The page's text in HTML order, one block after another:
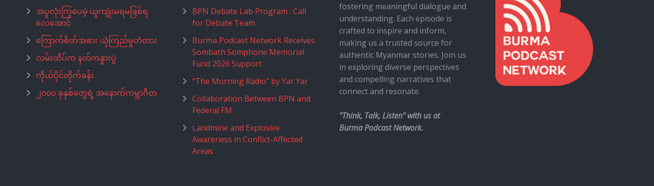
အပူလုံးကြွပေမဲ့ ယူကျုံးမရမဖြစ်ရ
လေအောင်
ကြောက်စိတ်အစား ယုံကြည်မှုတံတား
လမ်းထိပ်က နတ်ကန္နားပွဲ
ကိုယ်ပိုင်တိုက်ခန်း
၂၀၀၀ ခုနှစ်တွေရဲ့ အနောက်ကမ္ဘာဂီတ
BPN Debate Lab Program : Call
for Debate Team
Burma Podcast Network Receives
Sombath Somphone Memorial
Fund 2026 Support
“The Morning Radio” by Yar Yar
Collaboration Between BPN and
Federal FM
Landmine and Explosive
Awareness in Conflict-Affected
Areas
fostering meaningful dialogue and
understanding. Each episode is
crafted to inspire and inform,
making us a trusted source for
authentic Myanmar stories. Join us
in exploring diverse perspectives
and compelling narratives that
connect and resonate.
"Think, Talk, Listen" with us at
Burma Podcast Network.